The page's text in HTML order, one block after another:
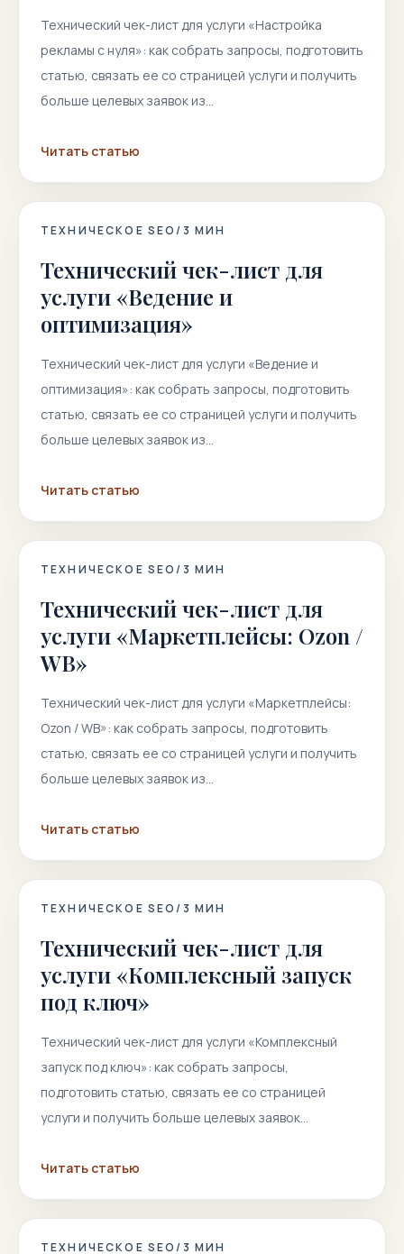
Технический чек-лист для услуги «Настройка
рекламы с нуля»: как собрать запросы, подготовить
статью, связать ее со страницей услуги и получить
больше целевых заявок из…
Читать статью
ТЕХНИЧЕСКОЕ SEO/ 3 МИН
Технический чек-лист для
услуги «Ведение и
оптимизация»
Технический чек-лист для услуги «Ведение и
оптимизация»: как собрать запросы, подготовить
статью, связать ее со страницей услуги и получить
больше целевых заявок из…
Читать статью
ТЕХНИЧЕСКОЕ SEO/ 3 МИН
Технический чек-лист для
услуги «Маркетплейсы: Ozon /
WB»
Технический чек-лист для услуги «Маркетплейсы:
Ozon / WB»: как собрать запросы, подготовить
статью, связать ее со страницей услуги и получить
больше целевых заявок из…
Читать статью
ТЕХНИЧЕСКОЕ SEO/ 3 МИН
Технический чек-лист для
услуги «Комплексный запуск
под ключ»
Технический чек-лист для услуги «Комплексный
запуск под ключ»: как собрать запросы,
подготовить статью, связать ее со страницей
услуги и получить больше целевых заявок…
Читать статью
ТЕХНИЧЕСКОЕ SEO/ 3 МИН